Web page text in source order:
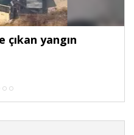
yangın